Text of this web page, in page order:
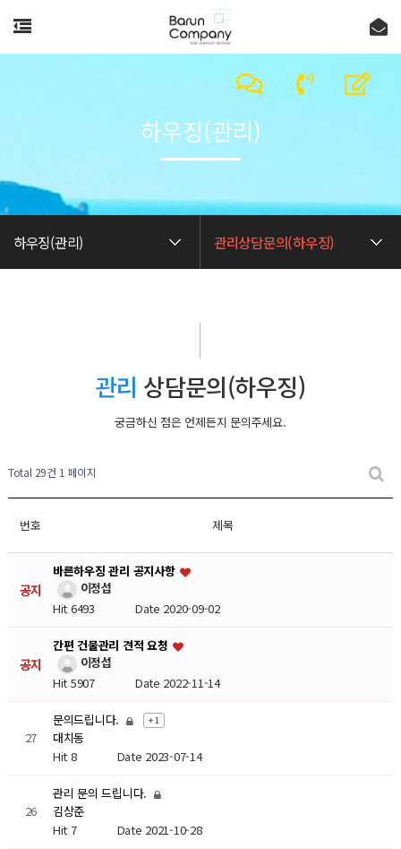
하우징(관리) 관리상담문의(하우징)
하우징(관리)
관리 상담문의(하우징)
궁금하신 점은 언제든지 문의주세요.
Total 29건 1 페이지
번호 제목
공지
바른하우징 관리 공지사항
이정섭
Hit 6493 Date 2020-09-02
공지
간편 건물관리 견적 요청
이정섭
Hit 5907 Date 2022-11-14
27
문의드립니다. + 1
대치동
Hit 8 Date 2023-07-14
26
관리 문의 드립니다.
김상준
Hit 7 Date 2021-10-28